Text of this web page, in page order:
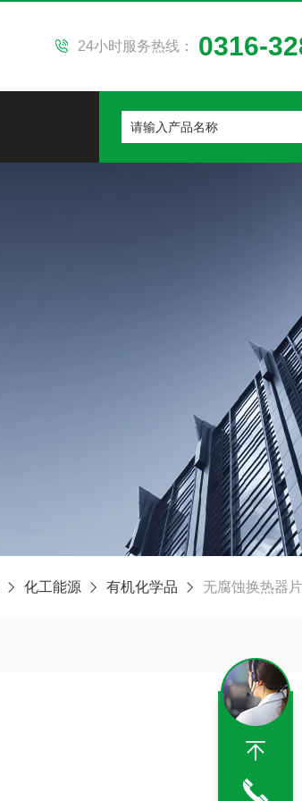
24小时服务热线： 0316-
化工能源 有机化学品 无腐蚀换热器